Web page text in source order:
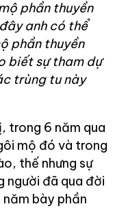
phần thuyền
anh có thể
phần thuyền
biết sự tham dự
trùng tu này
trong 6 năm qua
mộ đó và trong
thế nhưng sự
người đã qua đời
bày phần